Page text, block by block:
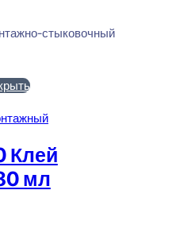
стыковочный
Клей
мл